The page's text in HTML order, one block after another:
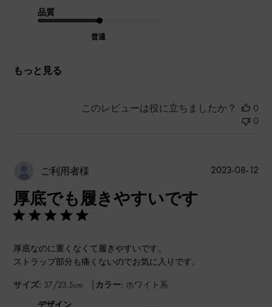
品質
普通
もっと見る
このレビューは役に立ちましたか？
0
0
ご利用者様
厚底でも履きやすいです
厚底なのに重くなくて履きやすいです。
ストラップ部分も痛くないのでお気に入りです。
サイズ: 37/23.5cm | カラー: ホワイト系
デザイン
公
2023-08-12